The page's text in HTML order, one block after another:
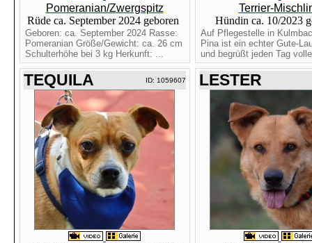
Pomeranian/Zwergspitz
Rüde ca. September 2024 geboren
Geboren: ca. September 2024 Rasse:
Pomeranian Größe/Gewicht: ca. 26 cm
Schulterhöhe bei 3 kg Herkunft: ...
Terrier-
Hündin ca. 10/2023
Auf Pflegestelle in
Pina ist ein echter Gute-
und begrüßt jeden Tag
TEQUILA ID: 1059607 LESTER